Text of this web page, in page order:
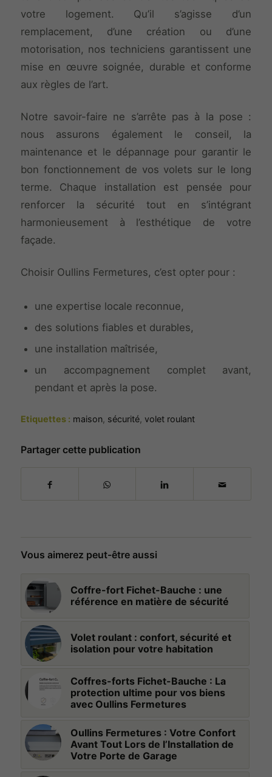
votre logement. Qu’il s’agisse d’un
remplacement, d’une création ou d’une
motorisation, nos techniciens garantissent une
mise en œuvre soignée, durable et conforme
aux règles de l’art.
Notre savoir-faire ne s’arrête pas à la pose :
nous assurons également le conseil, la
maintenance et le dépannage pour garantir le
bon fonctionnement de vos volets sur le long
terme. Chaque installation est pensée pour
renforcer la sécurité tout en s’intégrant
harmonieusement à l’esthétique de votre
façade.
Choisir Oullins Fermetures, c’est opter pour :
une expertise locale reconnue,
des solutions fiables et durables,
une installation maîtrisée,
un accompagnement complet avant,
pendant et après la pose.
Etiquettes : maison, sécurité, volet roulant
Partager cette publication
Vous aimerez peut-être aussi
Coffre-fort Fichet-Bauche : une
référence en matière de sécurité
Volet roulant : confort, sécurité et
isolation pour votre habitation
Coffres-forts Fichet-Bauche : La
protection ultime pour vos biens
avec Oullins Fermetures
Oullins Fermetures : Votre Confort
Avant Tout Lors de l’Installation de
Votre Porte de Garage